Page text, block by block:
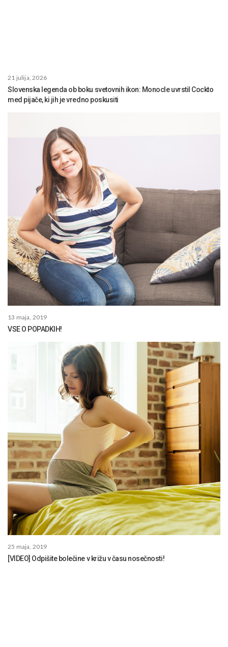
21 julija, 2026
Slovenska legenda ob boku svetovnih ikon: Monocle uvrstil Cockto
med pijače, ki jih je vredno poskusiti
13 maja, 2019
VSE O POPADKIH!
25 maja, 2019
[VIDEO] Odpišite bolečine v križu v času nosečnosti!